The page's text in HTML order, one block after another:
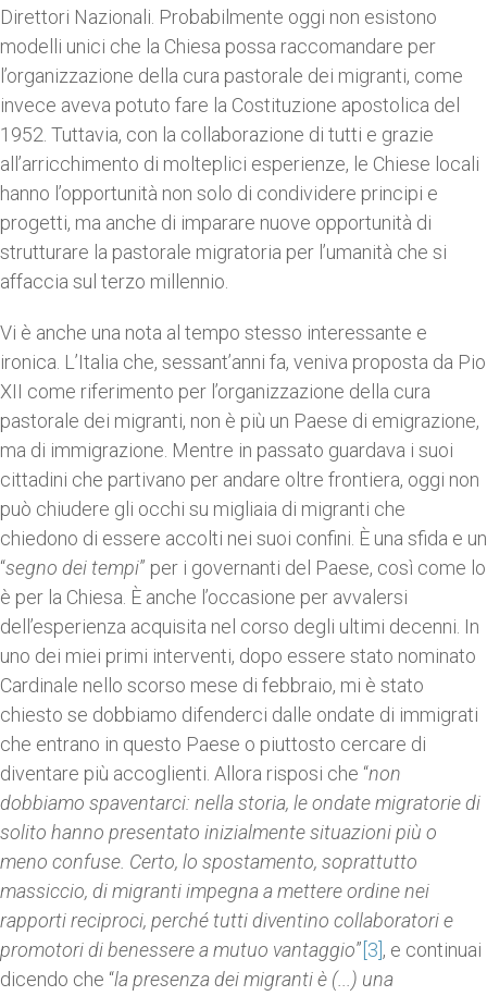
Direttori Nazionali. Probabilmente oggi non esistono
modelli unici che la Chiesa possa raccomandare per
l’organizzazione della cura pastorale dei migranti, come
invece aveva potuto fare la Costituzione apostolica del
1952. Tuttavia, con la collaborazione di tutti e grazie
all’arricchimento di molteplici esperienze, le Chiese locali
hanno l’opportunità non solo di condividere principi e
progetti, ma anche di imparare nuove opportunità di
strutturare la pastorale migratoria per l’umanità che si
affaccia sul terzo millennio.
Vi è anche una nota al tempo stesso interessante e
ironica. L’Italia che, sessant’anni fa, veniva proposta da Pio
XII come riferimento per l’organizzazione della cura
pastorale dei migranti, non è più un Paese di emigrazione,
ma di immigrazione. Mentre in passato guardava i suoi
cittadini che partivano per andare oltre frontiera, oggi non
può chiudere gli occhi su migliaia di migranti che
chiedono di essere accolti nei suoi confini. È una sfida e un
“segno dei tempi” per i governanti del Paese, così come lo
è per la Chiesa. È anche l’occasione per avvalersi
dell’esperienza acquisita nel corso degli ultimi decenni. In
uno dei miei primi interventi, dopo essere stato nominato
Cardinale nello scorso mese di febbraio, mi è stato
chiesto se dobbiamo difenderci dalle ondate di immigrati
che entrano in questo Paese o piuttosto cercare di
diventare più accoglienti. Allora risposi che “non
dobbiamo spaventarci: nella storia, le ondate migratorie di
solito hanno presentato inizialmente situazioni più o
meno confuse. Certo, lo spostamento, soprattutto
massiccio, di migranti impegna a mettere ordine nei
rapporti reciproci, perché tutti diventino collaboratori e
promotori di benessere a mutuo vantaggio” [3] , e continuai
dicendo che “la presenza dei migranti è (...) una